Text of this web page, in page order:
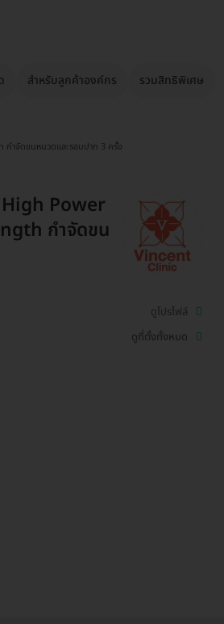
สำหรับลูกค้าองค์กร รวมสิทธิพิเศษ
ำจัดขนหนวดและรอบปาก 3 ครั้ง
High Power
กำจัดขน
ดูโปรไฟล์
ดูที่ตั้งทั้งหมด